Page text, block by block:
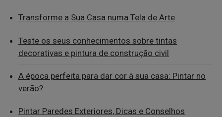
Transforme a Sua Casa numa Tela de Arte
Teste os seus conhecimentos sobre tintas
decorativas e pintura de construção civil
A época perfeita para dar cor à sua casa: Pintar no
verão?
Pintar Paredes Exteriores, Dicas e Conselhos